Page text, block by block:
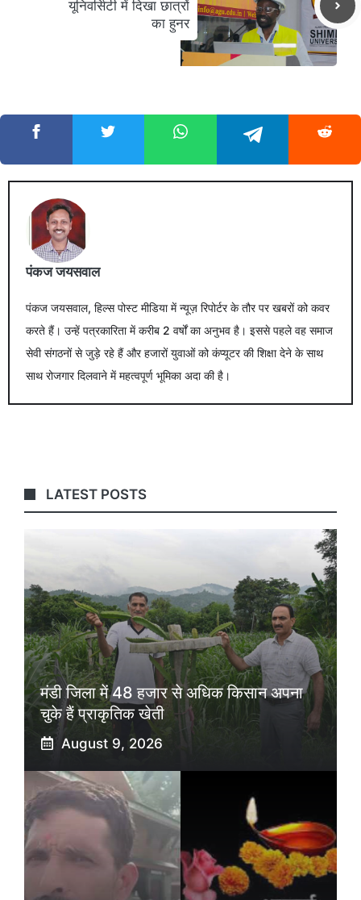
यूनिवर्सिटी में दिखा छात्रों
का हुनर
पंकज जयसवाल
पंकज जयसवाल, हिल्स पोस्ट मीडिया में न्यूज़ रिपोर्टर के तौर पर खबरों को कवर
करते हैं। उन्हें पत्रकारिता में करीब 2 वर्षों का अनुभव है। इससे पहले वह समाज
सेवी संगठनों से जुड़े रहे हैं और हजारों युवाओं को कंप्यूटर की शिक्षा देने के साथ
साथ रोजगार दिलवाने में महत्वपूर्ण भूमिका अदा की है।
LATEST POSTS
मंडी जिला में 48 हजार से अधिक किसान अपना
चुके हैं प्राकृतिक खेती
August 9, 2026